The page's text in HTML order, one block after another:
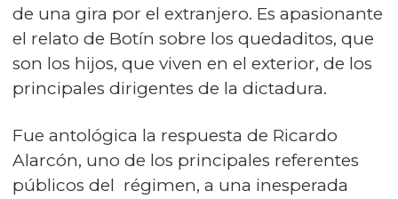
de una gira por el extranjero. Es apasionante
el relato de Botín sobre los quedaditos, que
son los hijos, que viven en el exterior, de los
principales dirigentes de la dictadura.
Fue antológica la respuesta de Ricardo
Alarcón, uno de los principales referentes
públicos del régimen, a una inesperada